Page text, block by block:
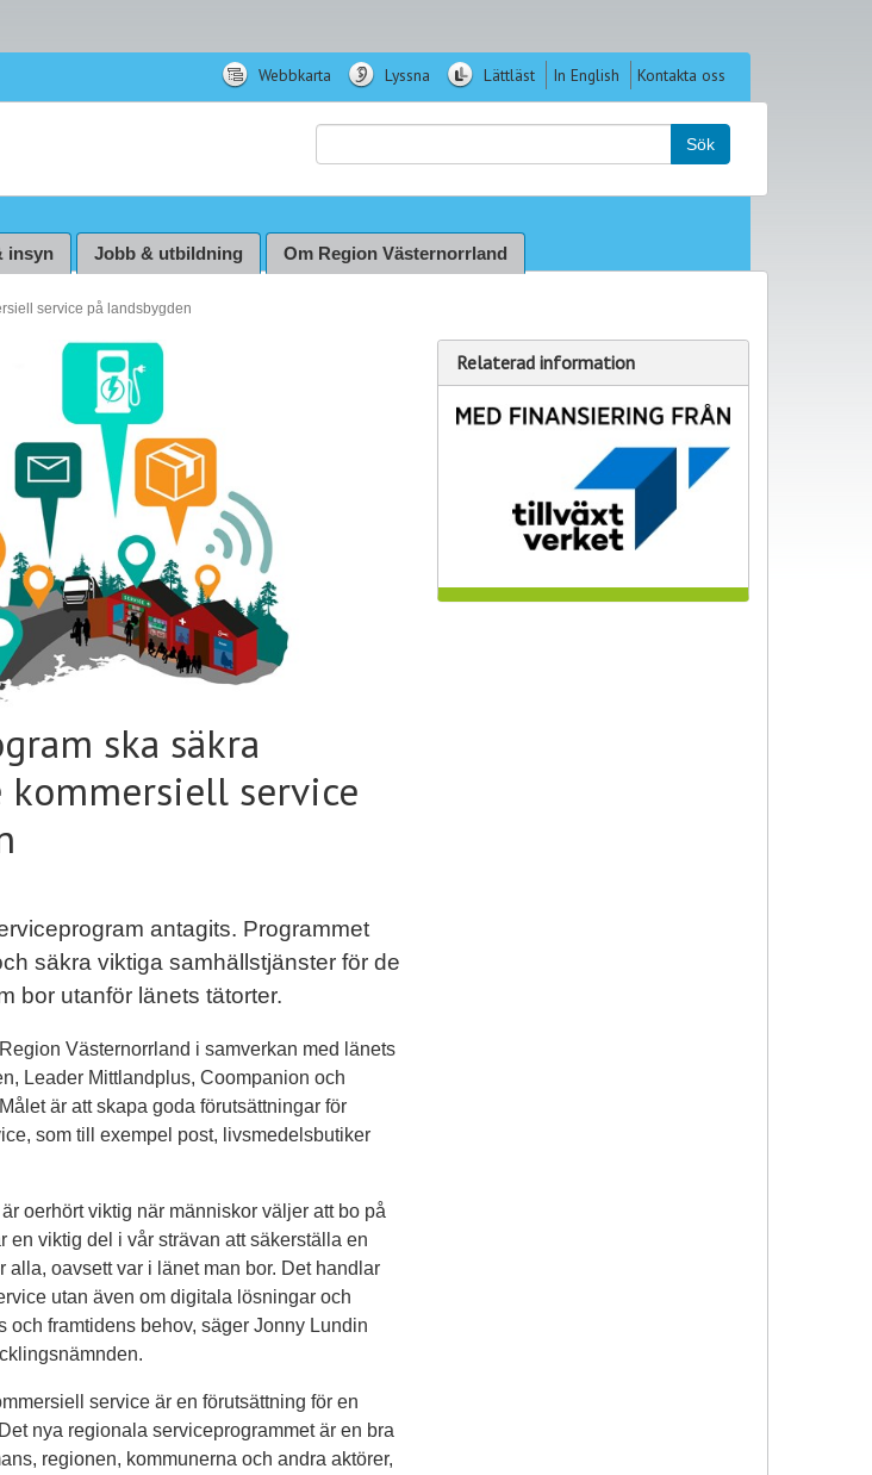
Webbkarta Lyssna Lättläst In English Kontakta oss
Sök
insyn Jobb & utbildning Om Region Västernorrland
service på landsbygden
ska säkra
service
antagits. Programmet
säkra viktiga samhällstjänster för de
bor utanför länets tätorter.
Västernorrland i samverkan med länets
Leader Mittlandplus, Coompanion och
är att skapa goda förutsättningar för
som till exempel post, livsmedelsbutiker
oerhört viktig när människor väljer att bo på
en viktig del i vår strävan att säkerställa en
alla, oavsett var i länet man bor. Det handlar
utan även om digitala lösningar och
och framtidens behov, säger Jonny Lundin
service är en förutsättning för en
nya regionala serviceprogrammet är en bra
regionen, kommunerna och andra aktörer,
Relaterad information